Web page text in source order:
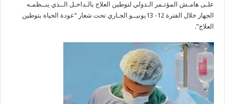
علـى هامـش المؤتـمر الـدولي لتوطين العلاج بالـداخـل الــذي ينــظمـه
الجهاز خلال الفترة 12- 13يونيــو الجـاري تحت شعار “عودة الحياة بتوطين
العلاج”.